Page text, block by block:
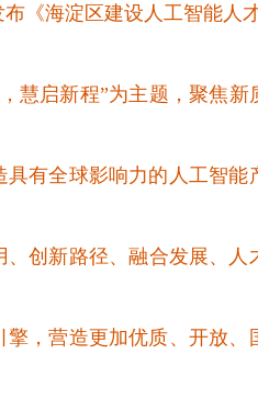
《海淀区建设人工智能人
慧启新程”为主题，聚焦
有全球影响力的人工智能
、创新路径、融合发展、人
，营造更加优质、开放